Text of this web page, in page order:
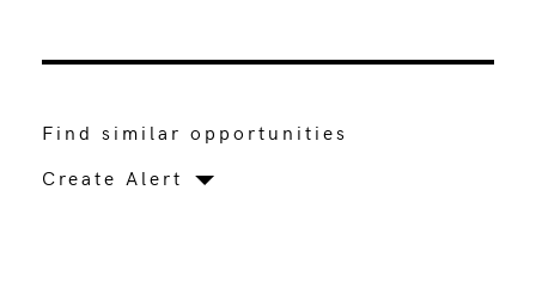
Find similar opportunities
Create Alert